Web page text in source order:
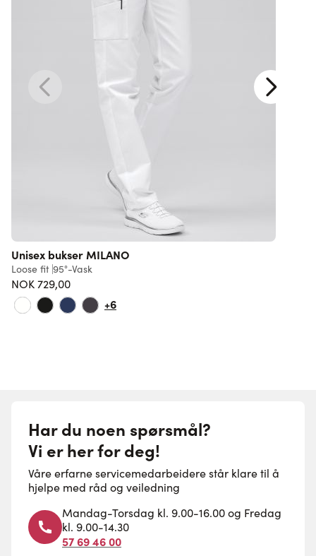
Unisex bukser MILANO
Loose fit 95°-Vask
NOK 729,00
+6
Har du noen spørsmål?
Vi er her for deg!
Våre erfarne servicemedarbeidere står klare til å
hjelpe med råd og veiledning
Mandag-Torsdag kl. 9.00-16.00 og Fredag
kl. 9.00-14.30
57 69 46 00